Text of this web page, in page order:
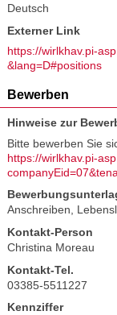
Deutsch
Externer Link
https://wirlkhav.pi-
&lang=D#positions
Bewerben
Hinweise zur
Bitte bewerben Sie
https://wirlkhav.pi-
Anschreiben,
Kontakt-Person
Christina Moreau
Kontakt-Tel.
03385-5511227
Kennziffer